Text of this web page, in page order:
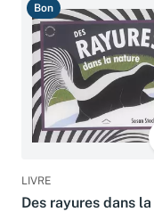
Bon
LIVRE
Des rayures dans la